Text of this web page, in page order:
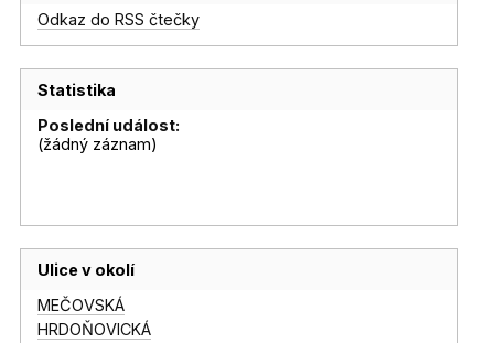
Odkaz do RSS čtečky
Statistika
Poslední událost:
(žádný záznam)
Ulice v okolí
MEČOVSKÁ
HRDOŇOVICKÁ